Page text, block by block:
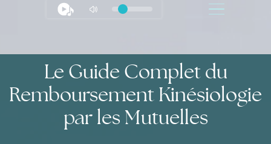
Le Guide Complet du
Remboursement Kinésiologie
par les Mutuelles